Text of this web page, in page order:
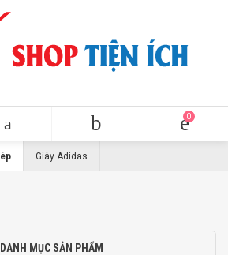
Giày Adidas
DANH MỤC SẢN PHẨM